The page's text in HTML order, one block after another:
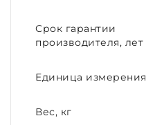
Срок гарантии
производителя, лет
Единица измерения
Вес, кг